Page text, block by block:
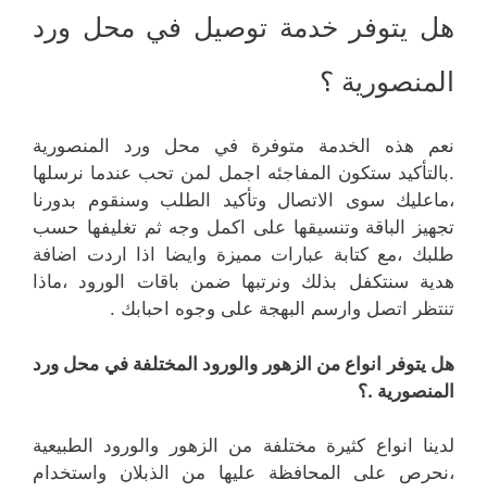
هل يتوفر خدمة توصيل في محل ورد
المنصورية ؟
نعم هذه الخدمة متوفرة في محل ورد المنصورية
.بالتأكيد ستكون المفاجئه اجمل لمن تحب عندما نرسلها
،ماعليك سوى الاتصال وتأكيد الطلب وسنقوم بدورنا
تجهيز الباقة وتنسيقها على اكمل وجه ثم تغليفها حسب
طلبك ،مع كتابة عبارات مميزة وايضا اذا اردت اضافة
هدية سنتكفل بذلك ونرتبها ضمن باقات الورود ،ماذا
تنتظر اتصل وارسم البهجة على وجوه احبابك .
هل يتوفر انواع من الزهور والورود المختلفة في محل ورد
المنصورية .؟
لدينا انواع كثيرة مختلفة من الزهور والورود الطبيعية
،نحرص على المحافظة عليها من الذبلان واستخدام